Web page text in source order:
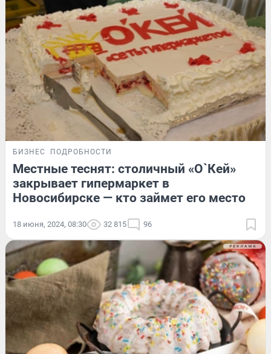
БИЗНЕС ПОДРОБНОСТИ
Местные теснят: столичный «О`Кей»
закрывает гипермаркет в
Новосибирске — кто займет его место
18 июня, 2024, 08:30 32 815 96